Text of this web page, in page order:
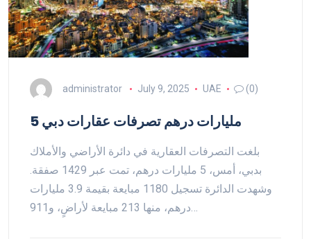
administrator July 9, 2025 UAE (0)
5 مليارات درهم تصرفات عقارات دبي
بلغت التصرفات العقارية في دائرة الأراضي والأملاك
بدبي، أمس، 5 مليارات درهم، تمت عبر 1429 صفقة.
وشهدت الدائرة تسجيل 1180 مبايعة بقيمة 3.9 مليارات
درهم، منها 213 مبايعة لأراضٍ، و911…